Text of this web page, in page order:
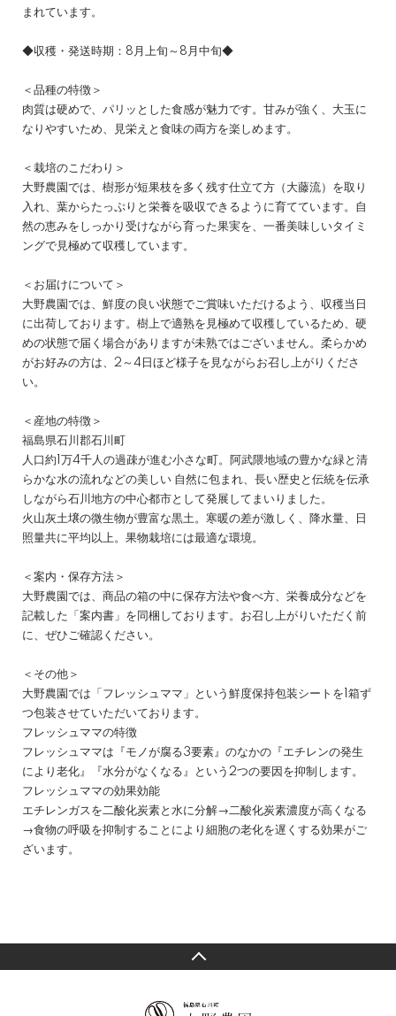
まれています。
◆収穫・発送時期：8月上旬～8月中旬◆
＜品種の特徴＞
肉質は硬めで、パリッとした食感が魅力です。甘みが強く、大玉に
なりやすいため、見栄えと食味の両方を楽しめます。
＜栽培のこだわり＞
大野農園では、樹形が短果枝を多く残す仕立て方（大藤流）を取り
入れ、葉からたっぷりと栄養を吸収できるように育てています。自
然の恵みをしっかり受けながら育った果実を、一番美味しいタイミ
ングで見極めて収穫しています。
＜お届けについて＞
大野農園では、鮮度の良い状態でご賞味いただけるよう、収穫当日
に出荷しております。樹上で適熟を見極めて収穫しているため、硬
めの状態で届く場合がありますが未熟ではございません。柔らかめ
がお好みの方は、2～4日ほど様子を見ながらお召し上がりくださ
い。
＜産地の特徴＞
福島県石川郡石川町
人口約1万4千人の過疎が進む小さな町。阿武隈地域の豊かな緑と清
らかな水の流れなどの美しい 自然に包まれ、長い歴史と伝統を伝承
しながら石川地方の中心都市として発展してまいりました。
火山灰土壌の微生物が豊富な黒土。寒暖の差が激しく、降水量、日
照量共に平均以上。果物栽培には最適な環境。
＜案内・保存方法＞
大野農園では、商品の箱の中に保存方法や食べ方、栄養成分などを
記載した「案内書」を同梱しております。お召し上がりいただく前
に、ぜひご確認ください。
＜その他＞
大野農園では「フレッシュママ」という鮮度保持包装シートを1箱ず
つ包装させていただいております。
フレッシュママの特徴
フレッシュママは『モノが腐る3要素』のなかの『エチレンの発生
により老化』『水分がなくなる』という2つの要因を抑制します。
フレッシュママの効果効能
エチレンガスを二酸化炭素と水に分解→二酸化炭素濃度が高くなる
→食物の呼吸を抑制することにより細胞の老化を遅くする効果がご
ざいます。